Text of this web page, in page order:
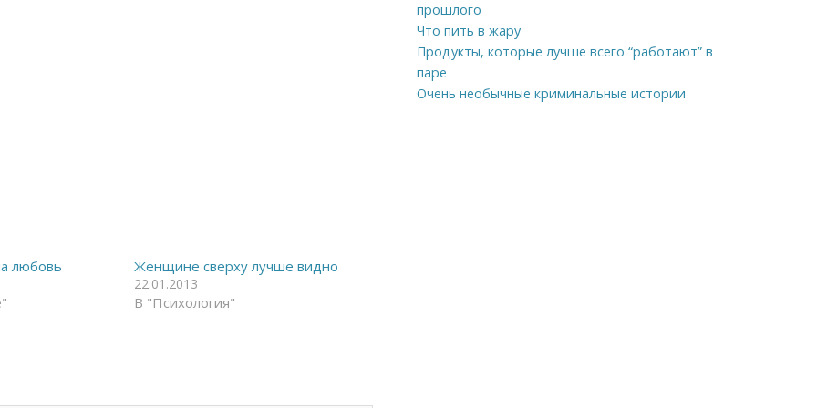
любовь Женщине сверху лучше видно
22.01.2013
В "Психология"
прошлого
Что пить в жару
Продукты, которые лучше всего “работают” в
паре
Очень необычные криминальные истории